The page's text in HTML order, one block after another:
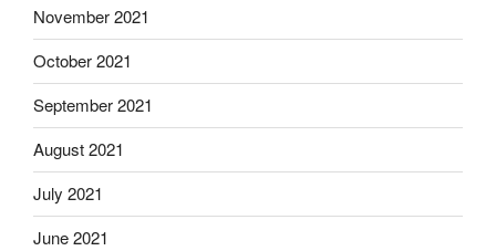
November 2021
October 2021
September 2021
August 2021
July 2021
June 2021